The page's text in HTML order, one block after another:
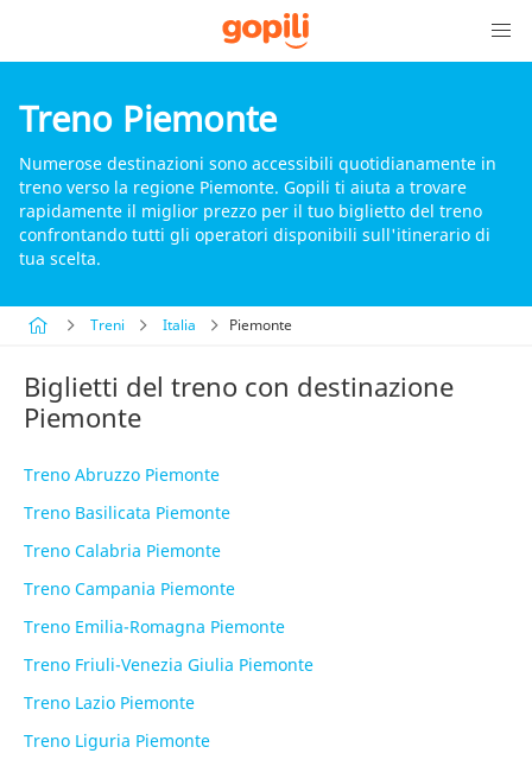
Treno Piemonte
Numerose destinazioni sono accessibili quotidianamente in
treno verso la regione Piemonte. Gopili ti aiuta a trovare
rapidamente il miglior prezzo per il tuo biglietto del treno
confrontando tutti gli operatori disponibili sull'itinerario di
tua scelta.
Treni Italia Piemonte
Biglietti del treno con destinazione
Piemonte
Treno Abruzzo Piemonte
Treno Basilicata Piemonte
Treno Calabria Piemonte
Treno Campania Piemonte
Treno Emilia-Romagna Piemonte
Treno Friuli-Venezia Giulia Piemonte
Treno Lazio Piemonte
Treno Liguria Piemonte